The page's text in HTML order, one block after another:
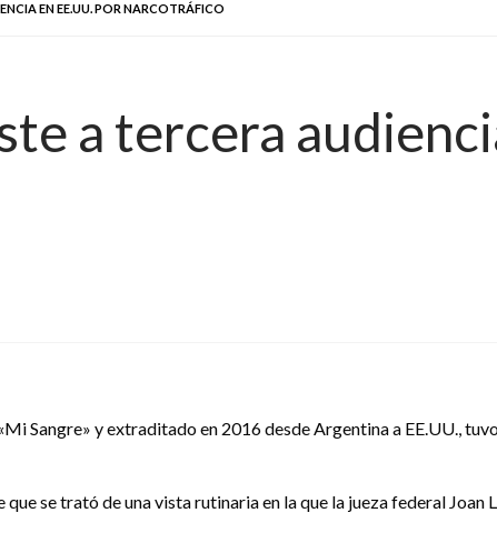
EN EE.UU. POR NARCOTRÁFICO
a tercera
Sangre» y extraditado en 2016 desde Argentina a EE.UU.,
se trató de una vista rutinaria en la que la jueza federal